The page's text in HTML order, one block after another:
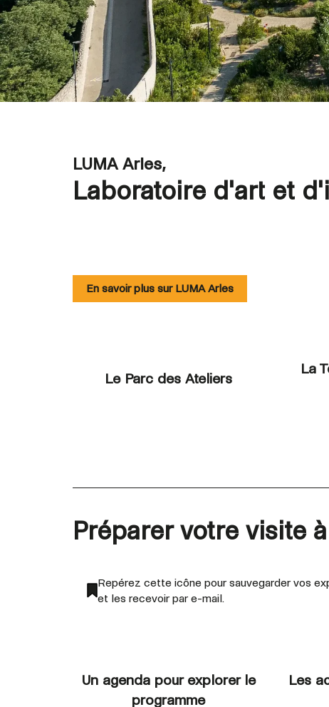
LUMA Arles,
Laboratoire d'art et
En savoir plus sur LUMA Arles
Le Parc des Ateliers
La
Préparer votre visite
Repérez cette icône pour sauvegarder vos
et les recevoir par e-mail.
Un agenda pour explorer le
programme
Les